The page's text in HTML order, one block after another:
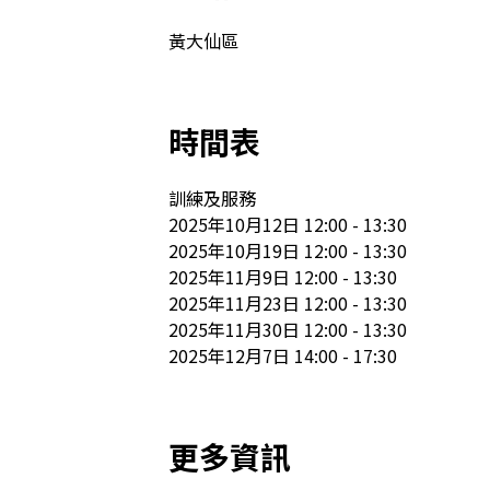
黃大仙區
時間表
訓練及服務
2025年10月12日 12:00 - 13:30
2025年10月19日 12:00 - 13:30
2025年11月9日 12:00 - 13:30
2025年11月23日 12:00 - 13:30
2025年11月30日 12:00 - 13:30
2025年12月7日 14:00 - 17:30
更多資訊